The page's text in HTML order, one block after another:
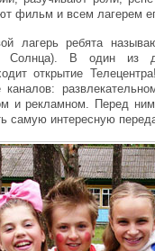
фильм и всем лагерем
лагерь ребята
Солнца). В один из
открытие
каналов:
и рекламном. Перед
самую интересную